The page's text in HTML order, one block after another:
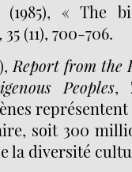
(1985), « The
, 35 (11), 700-706.
Report from the
Peoples,
représentent
soit 300
la diversité